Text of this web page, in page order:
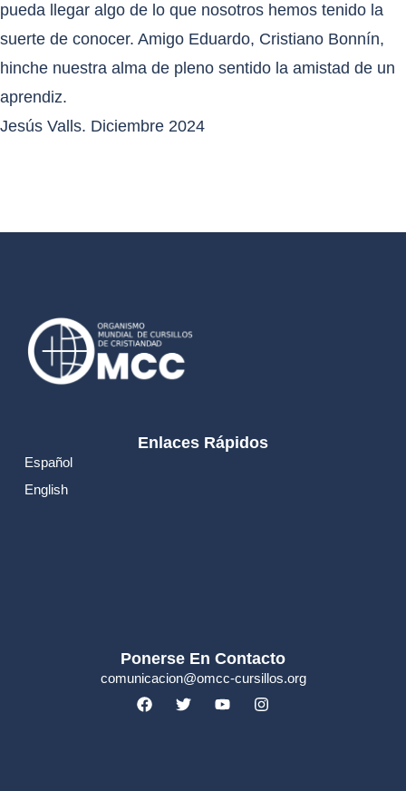
pueda llegar algo de lo que nosotros hemos tenido la
suerte de conocer. Amigo Eduardo, Cristiano Bonnín,
hinche nuestra alma de pleno sentido la amistad de un
aprendiz.
Jesús Valls. Diciembre 2024
Enlaces Rápidos
Español
English
Ponerse En Contacto
comunicacion@omcc-cursillos.org